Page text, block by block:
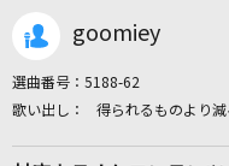
goomiey
選曲番号： 5188-62
得られるものより